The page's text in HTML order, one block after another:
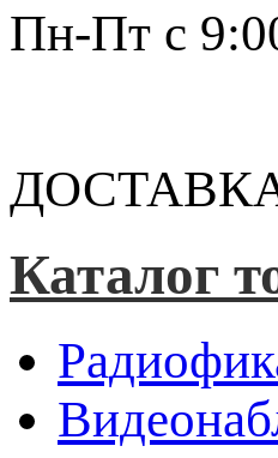
Пн-Пт с
Каталог